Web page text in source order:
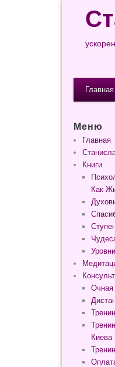
Главная
Меню
Главная
Книги
Как
Очная
Киева